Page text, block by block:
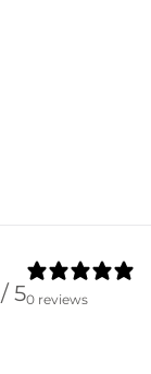
/ 50 reviews